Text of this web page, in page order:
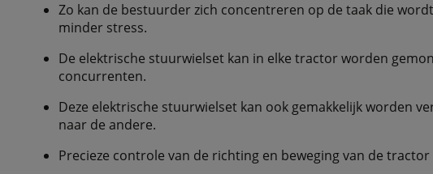
Zo kan de bestuurder zich concentreren op de taak die
minder stress.
De elektrische stuurwielset kan in elke tractor worden
concurrenten.
Deze elektrische stuurwielset kan ook gemakkelijk worden
naar de andere.
Precieze controle van de richting en beweging van de tractor